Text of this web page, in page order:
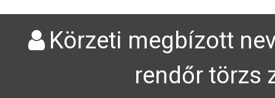
Körzeti megbízott
rendőr törzs